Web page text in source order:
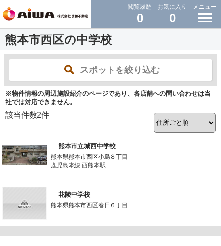
閲覧履歴
0
お気に入り
0
メニュー
熊本市西区の中学校
スポットを絞り込む
※物件情報の周辺施設紹介のページであり、各店舗への問い合わせは当
社では対応できません。
該当件数2件
熊本市立城西中学校
熊本県熊本市西区小島８丁目
鹿児島本線 西熊本駅
-
花陵中学校
熊本県熊本市西区春日６丁目
-